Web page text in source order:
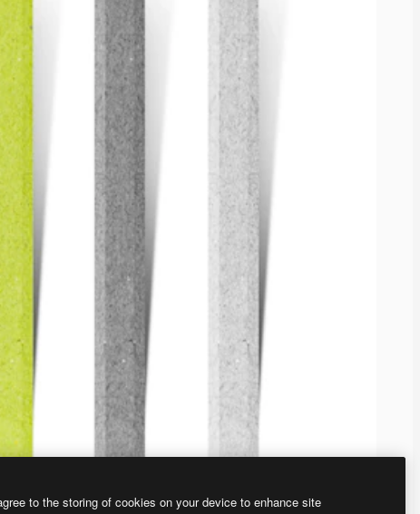
to the storing of cookies on your device to enhance site